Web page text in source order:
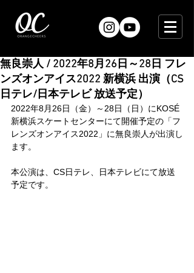
無良崇人 / 2022年8月26日～28日 フレ
ンズオンアイス2022 新横浜 出演（CS
日テレ/日本テレビ 放送予定）
2022年8月26日（金）～28日（日）にKOSÉ
新横浜スケートセンターにて開催予定の「フ
レンズオンアイス2022」に無良崇人が出演し
ます。
本公演は、CS日テレ、日本テレビにて放送
予定です。